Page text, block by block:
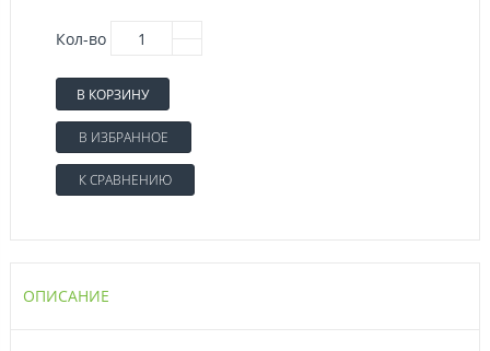
Кол-во
В КОРЗИНУ
В ИЗБРАННОЕ
К СРАВНЕНИЮ
ОПИСАНИЕ